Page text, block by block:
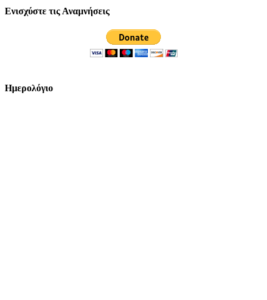
Ενισχύστε τις Αναμνήσεις
Ημερολόγιο